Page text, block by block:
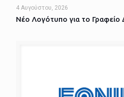
4 Αυγούστου, 2026
Νέο Λογότυπο για το Γραφείο